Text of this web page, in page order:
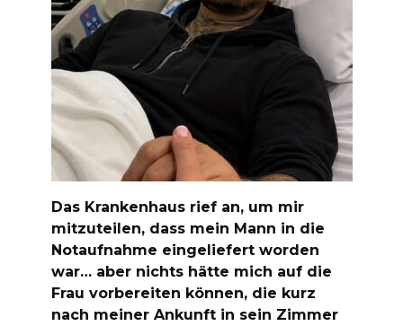
Das Krankenhaus rief an, um mir
mitzuteilen, dass mein Mann in die
Notaufnahme eingeliefert worden
war… aber nichts hätte mich auf die
Frau vorbereiten können, die kurz
nach meiner Ankunft in sein Zimmer